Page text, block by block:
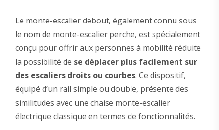
Le monte-escalier debout, également connu sous
le nom de monte-escalier perche, est spécialement
conçu pour offrir aux personnes à mobilité réduite
la possibilité de se déplacer plus facilement sur
des escaliers droits ou courbes. Ce dispositif,
équipé d’un rail simple ou double, présente des
similitudes avec une chaise monte-escalier
électrique classique en termes de fonctionnalités.